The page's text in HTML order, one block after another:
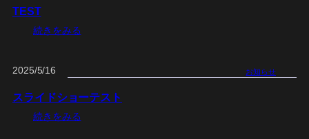
TEST
続きをみる
2025/5/16 お知らせ
スライドショーテスト
続きをみる